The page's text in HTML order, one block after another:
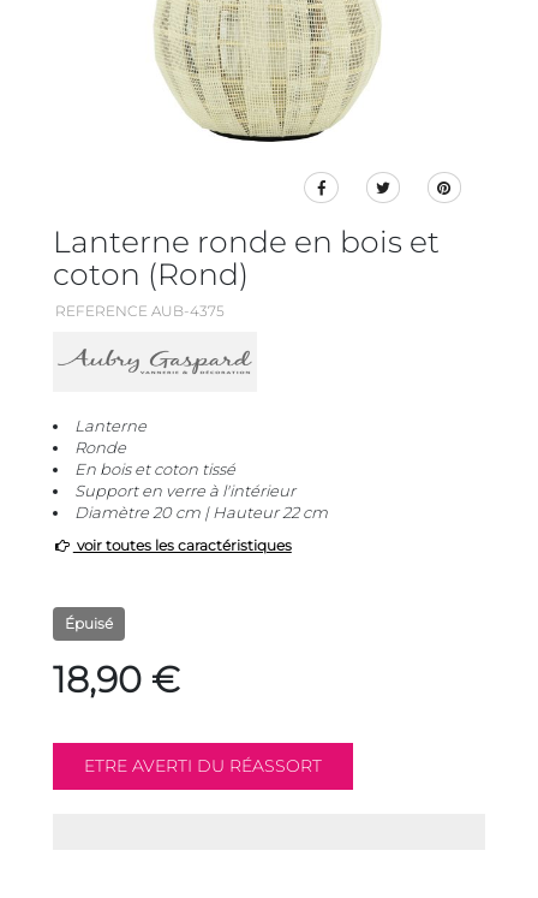
Lanterne ronde en bois et
coton (Rond)
REFERENCE AUB-4375
Lanterne
Ronde
En bois et coton tissé
Support en verre à l'intérieur
Diamètre 20 cm | Hauteur 22 cm
voir toutes les caractéristiques
Épuisé
18,90 €